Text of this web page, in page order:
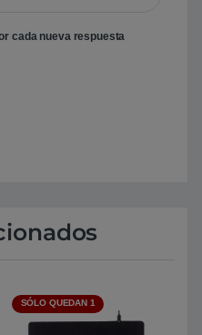
cada nueva respuesta
SÓLO QUEDAN 1